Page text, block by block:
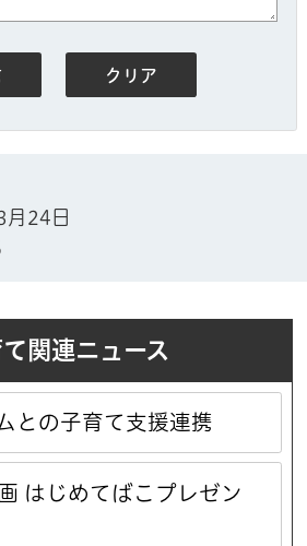
月24日
関連ニュース
との子育て支援連携
はじめてばこプレゼン